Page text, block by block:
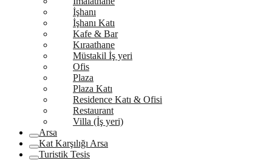
İşhanı
İşhanı Katı
Kafe & Bar
Kıraathane
Müstakil İş yeri
Ofis
Plaza
Plaza Katı
Residence Katı & Ofisi
Restaurant
Villa (İş yeri)
Arsa
Kat Karşılığı Arsa
Turistik Tesis